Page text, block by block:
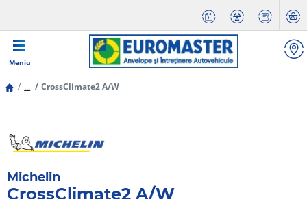
Meniu
... CrossClimate2 A/W
Michelin
CrossClimate2 A/W